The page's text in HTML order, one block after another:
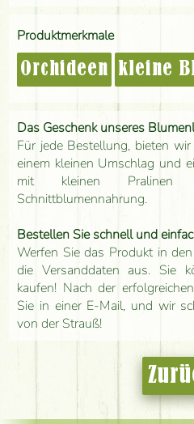
Produktmerkmale
Orchideen kleine
Das Geschenk unseres
Für jede Bestellung, bieten
einem kleinen Umschlag und
mit kleinen Pralinen
Schnittblumennahrung.
Bestellen Sie schnell und
Werfen Sie das Produkt in
die Versanddaten aus. Sie
kaufen! Nach der
Sie in einer E-Mail, und wir
von der Strauß!